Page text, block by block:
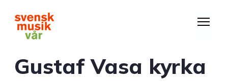
huvudinnehåll
Gustaf Vasa kyrka